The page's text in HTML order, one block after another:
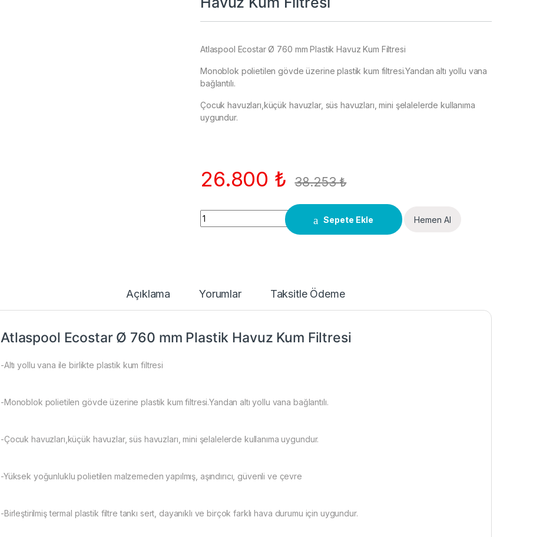
Atlaspool Ecostar Ø 760 mm Plastik Havuz Kum Filtresi
Monoblok polietilen gövde üzerine plastik kum filtresi.Yandan altı yollu vana
bağlantılı.
Çocuk havuzları,küçük havuzlar, süs havuzları, mini şelalelerde kullanıma
uygundur.
26.800 ₺ 38.253₺
Quantity
Sepete Ekle Hemen Al
Açıklama Yorumlar Taksitle Ödeme
Atlaspool Ecostar Ø 760 mm Plastik Havuz Kum Filtresi
-Altı yollu vana ile birlikte plastik kum filtresi
-Monoblok polietilen gövde üzerine plastik kum filtresi.Yandan altı yollu vana bağlantılı.
-Çocuk havuzları,küçük havuzlar, süs havuzları, mini şelalelerde kullanıma uygundur.
-Yüksek yoğunluklu polietilen malzemeden yapılmış, aşındırıcı, güvenli ve çevre
-Birleştirilmiş termal plastik filtre tankı sert, dayanıklı ve birçok farklı hava durumu için uygundur.